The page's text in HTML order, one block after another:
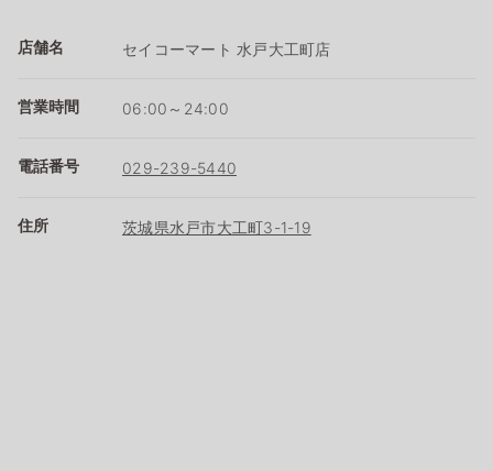
店舗名 セイコーマート 水戸大工町店
営業時間 06:00～24:00
電話番号 029-239-5440
住所 茨城県水戸市大工町3-1-19